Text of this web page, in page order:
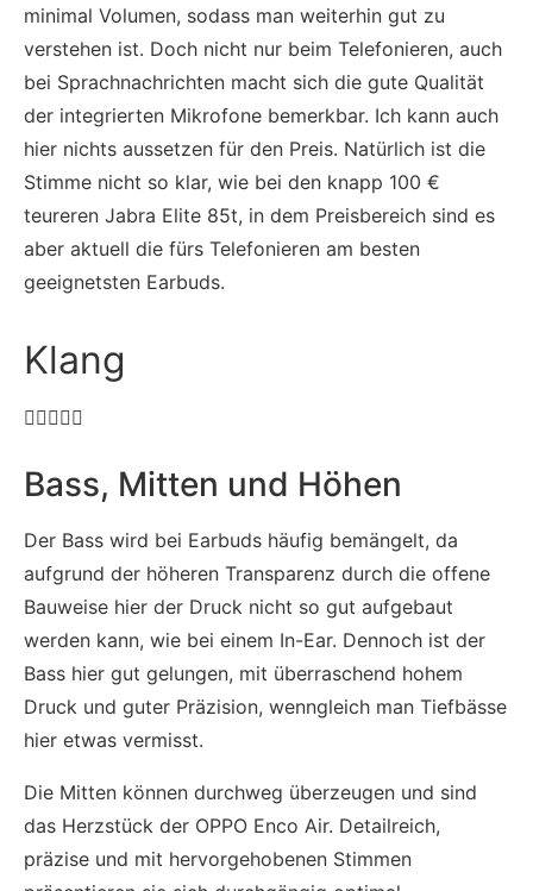
minimal Volumen, sodass man weiterhin gut zu
verstehen ist. Doch nicht nur beim Telefonieren, auch
bei Sprachnachrichten macht sich die gute Qualität
der integrierten Mikrofone bemerkbar. Ich kann auch
hier nichts aussetzen für den Preis. Natürlich ist die
Stimme nicht so klar, wie bei den knapp 100 €
teureren Jabra Elite 85t, in dem Preisbereich sind es
aber aktuell die fürs Telefonieren am besten
geeignetsten Earbuds.
Klang

Bass, Mitten und Höhen
Der Bass wird bei Earbuds häufig bemängelt, da
aufgrund der höheren Transparenz durch die offene
Bauweise hier der Druck nicht so gut aufgebaut
werden kann, wie bei einem In-Ear. Dennoch ist der
Bass hier gut gelungen, mit überraschend hohem
Druck und guter Präzision, wenngleich man Tiefbässe
hier etwas vermisst.
Die Mitten können durchweg überzeugen und sind
das Herzstück der OPPO Enco Air. Detailreich,
präzise und mit hervorgehobenen Stimmen